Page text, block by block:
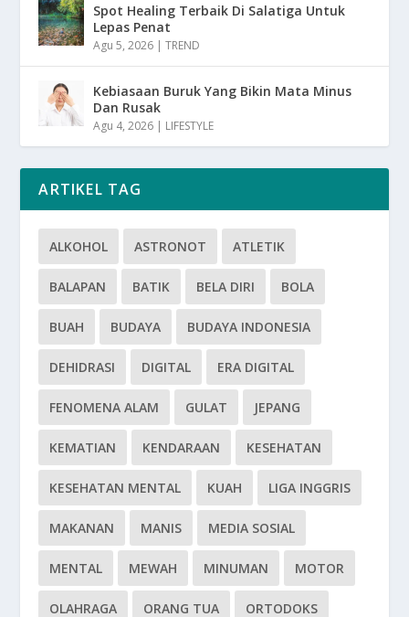
Spot Healing Terbaik Di Salatiga Untuk
Lepas Penat
Agu 5, 2026 |TREND
Kebiasaan Buruk Yang Bikin Mata Minus
Dan Rusak
Agu 4, 2026 | LIFESTYLE
ARTIKEL TAG
ALKOHOL ASTRONOT ATLETIK
BALAPAN BATIK BELA DIRI BOLA
BUAH BUDAYA BUDAYA INDONESIA
DEHIDRASI DIGITAL ERA DIGITAL
FENOMENA ALAM GULAT JEPANG
KEMATIAN KENDARAAN KESEHATAN
KESEHATAN MENTAL KUAH LIGA INGGRIS
MAKANAN MANIS MEDIA SOSIAL
MENTAL MEWAH MINUMAN MOTOR
OLAHRAGA ORANG TUA ORTODOKS